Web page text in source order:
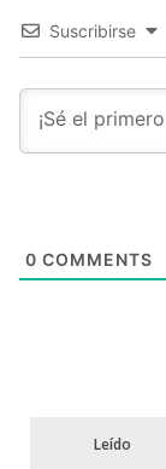
Suscribirse
0 COMMENTS
Leído